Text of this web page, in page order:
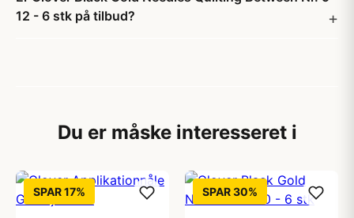
12 - 6 stk på tilbud?
Du er måske interesseret i
SPAR 17% SPAR 30%